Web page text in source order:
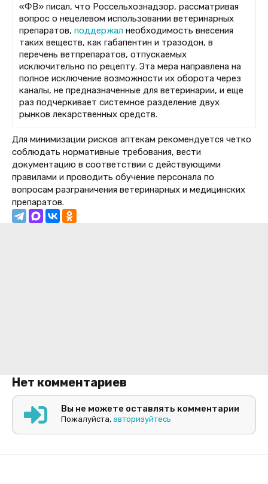
«ФВ» писал, что Россельхознадзор, рассматривая
вопрос о нецелевом использовании ветеринарных
препаратов,поддержал необходимость внесения
таких веществ, как габапентин и тразодон, в
перечень ветпрепаратов, отпускаемых
исключительно по рецепту. Эта мера направлена на
полное исключение возможности их оборота через
каналы, не предназначенные для ветеринарии, и еще
раз подчеркивает системное разделение двух
рынков лекарственных средств.
Для минимизации рисков аптекам рекомендуется четко
соблюдать нормативные требования, вести
документацию в соответствии с действующими
правилами и проводить обучение персонала по
вопросам разграничения ветеринарных и медицинских
препаратов.
Нет комментариев
Вы не можете оставлять комментарии
Пожалуйста, авторизуйтесь